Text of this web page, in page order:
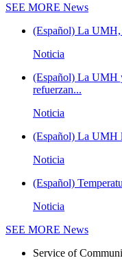
SEE MORE News
(Español) La UMH,
Noticia
(Español) La UMH
refuerzan...
Noticia
(Español) La UMH
Noticia
(Español)
Noticia
SEE MORE News
Service of